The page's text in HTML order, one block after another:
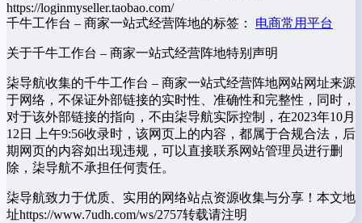
https://loginmyseller.taobao.com/
千牛工作台 – 商家一站式经营阵地的标签： 电商常用平台
关于千牛工作台 – 商家一站式经营阵地特别声明
柒导航收集的千牛工作台 – 商家一站式经营阵地网站网址来源
于网络，不保证外部链接的实时性、准确性和完整性，同时，
对于该外部链接的指向，不由柒导航实际控制，在2023年10月
12日 上午9:56收录时，该网页上的内容，都属于合规合法，后
期网页的内容如出现违规，可以直接联系网站管理员进行删
除，柒导航不承担任何责任。
柒导航致力于优质、实用的网络站点资源收集与分享！ 本文地
址https://www.7udh.com/ws/2757转载请注明